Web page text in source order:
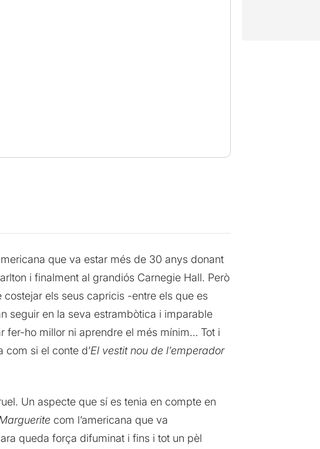
que va estar més de 30 anys donant
i finalment al grandiós Carnegie Hall. Però
els seus capricis -entre els que es
seguir en la seva estrambòtica i imparable
fer-ho millor ni aprendre el més mínim… Tot i
com si el conte d’El vestit nou de l’emperador
Un aspecte que sí es tenia en compte en
com l’americana que va
queda força difuminat i fins i tot un pèl